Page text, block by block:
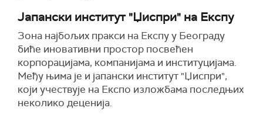
Јапански институт "Џиспри" на Експу
Зона најбољих пракси на Експу у Београду
биће иновативни простор посвећен
корпорацијама, компанијама и институцијама.
Међу њима је и јапански институт "Џиспри",
који учествује на Експо изложбама последњих
неколико деценија.